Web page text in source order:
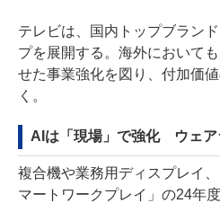
テレビは、国内トップブラン
プを展開する。海外において
せた事業強化を図り、付加価
く。
AIは「現場」で強化 ウェア
複合機や業務用ディスプレイ
マートワークプレイ」の24年